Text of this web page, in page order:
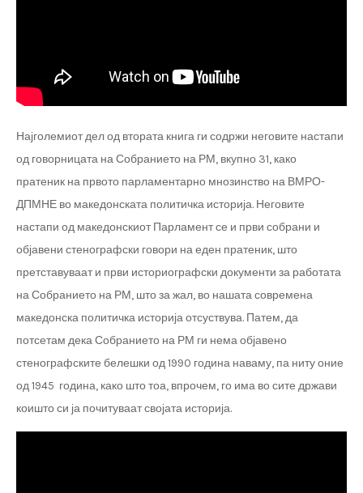
Најголемиот дел од втората книга ги содржи неговите настапи
од говорницата на Собранието на РМ, вкупно 31, како
пратеник на првото парламентарно мнозинство на ВМРО-
ДПМНЕ во македонската политичка историја. Неговите
настапи од македонскиот Парламент се и први собрани и
објавени стенографски говори на еден пратеник, што
претставуваат и први историографски документи за работата
на Собранието на РМ, што за жал, во нашата современа
македонска политичка историја отсуствува. Патем, да
потсетам дека Собранието на РМ ги нема објавено
стенографските белешки од 1990 година наваму, па ниту оние
од 1945 година, како што тоа, впрочем, го има во сите држави
коишто си ја почитуваат својата историја.